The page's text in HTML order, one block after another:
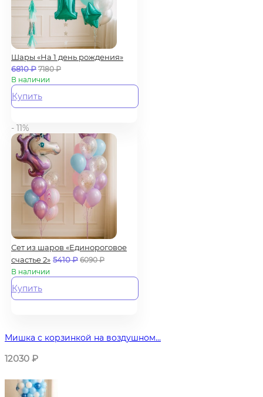
Шары «На 1 день рождения»
6810₽ 7180₽
В наличии
Купить
- 11%
Сет из шаров «Единороговое
счастье 2» 5410₽ 6090₽
В наличии
Купить
Мишка с корзинкой на воздушном...
12030 ₽